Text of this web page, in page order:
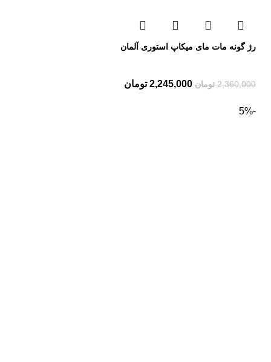
رژ گونه مات مای میکاپ استوری آلمان
2,360,000 تومان 2,245,000 تومان
-5%